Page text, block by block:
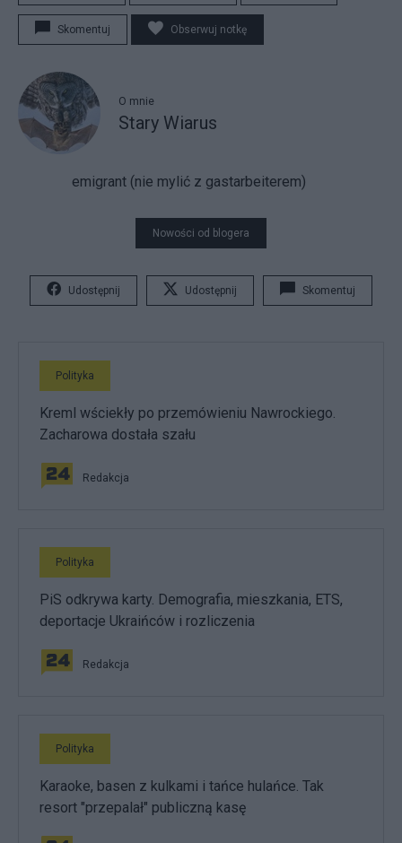
Skomentuj Obserwuj notkę
O mnie
Stary Wiarus
emigrant (nie mylić z gastarbeiterem)
Nowości od blogera
Udostępnij Udostępnij Skomentuj
Polityka
Kreml wściekły po przemówieniu Nawrockiego.
Zacharowa dostała szału
Redakcja
Polityka
PiS odkrywa karty. Demografia, mieszkania, ETS,
deportacje Ukraińców i rozliczenia
Redakcja
Polityka
Karaoke, basen z kulkami i tańce hulańce. Tak
resort "przepalał" publiczną kasę